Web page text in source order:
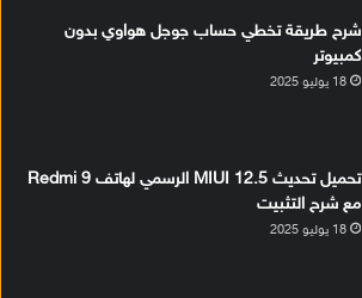
شرح طريقة تخطي حساب جوجل هواوي بدون
كمبيوتر
18 يوليو 2025
تحميل تحديث MIUI 12.5 الرسمي لهاتف Redmi 9
مع شرح التثبيت
18 يوليو 2025